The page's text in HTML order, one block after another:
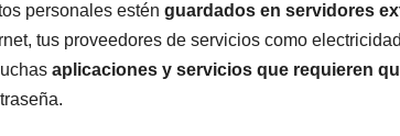
personales estén guardados en servidores
tus proveedores de servicios como
aplicaciones y servicios que requieren